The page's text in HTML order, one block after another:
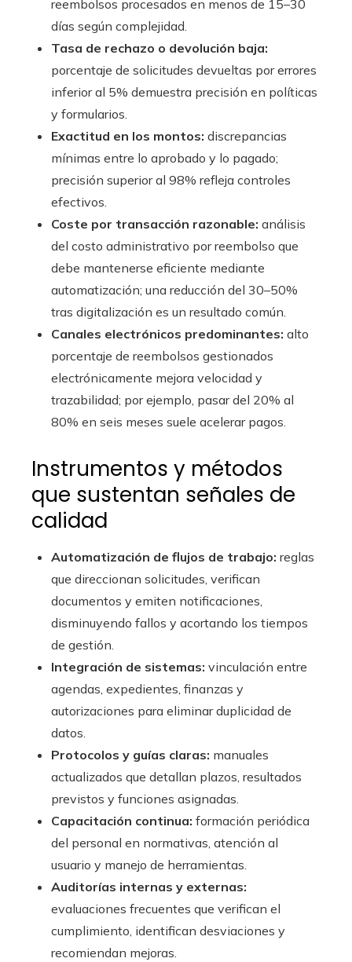
reembolsos procesados en menos de 15–30
días según complejidad.
Tasa de rechazo o devolución baja:
porcentaje de solicitudes devueltas por errores
inferior al 5% demuestra precisión en políticas
y formularios.
Exactitud en los montos: discrepancias
mínimas entre lo aprobado y lo pagado;
precisión superior al 98% refleja controles
efectivos.
Coste por transacción razonable: análisis
del costo administrativo por reembolso que
debe mantenerse eficiente mediante
automatización; una reducción del 30–50%
tras digitalización es un resultado común.
Canales electrónicos predominantes: alto
porcentaje de reembolsos gestionados
electrónicamente mejora velocidad y
trazabilidad; por ejemplo, pasar del 20% al
80% en seis meses suele acelerar pagos.
Instrumentos y métodos
que sustentan señales de
calidad
Automatización de flujos de trabajo: reglas
que direccionan solicitudes, verifican
documentos y emiten notificaciones,
disminuyendo fallos y acortando los tiempos
de gestión.
Integración de sistemas: vinculación entre
agendas, expedientes, finanzas y
autorizaciones para eliminar duplicidad de
datos.
Protocolos y guías claras: manuales
actualizados que detallan plazos, resultados
previstos y funciones asignadas.
Capacitación continua: formación periódica
del personal en normativas, atención al
usuario y manejo de herramientas.
Auditorías internas y externas:
evaluaciones frecuentes que verifican el
cumplimiento, identifican desviaciones y
recomiendan mejoras.